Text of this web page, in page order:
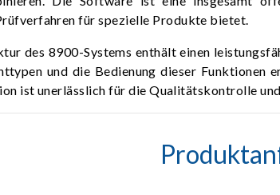
für spezielle Produkte bietet.
des 8900-Systems enthält einen
und die Bedienung dieser
ist unerlässlich für die Qualitätskontrolle